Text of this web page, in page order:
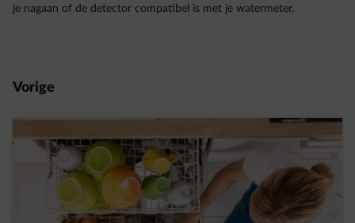
je nagaan of de detector compatibel is met je watermeter.
Vorige